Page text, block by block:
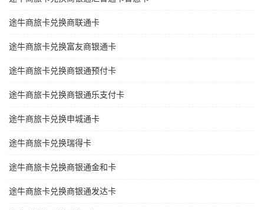
途牛商旅卡兑换商联通卡
途牛商旅卡兑换富友商银通卡
途牛商旅卡兑换商银通预付卡
途牛商旅卡兑换商银通乐支付卡
途牛商旅卡兑换申城通卡
途牛商旅卡兑换瑞得卡
途牛商旅卡兑换商银通金和卡
途牛商旅卡兑换商银通发达卡